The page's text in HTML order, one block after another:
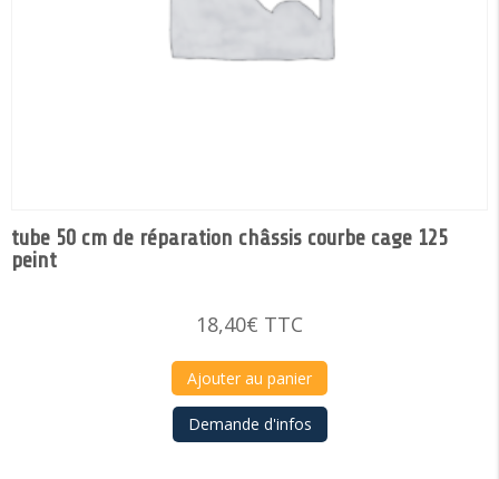
tube 50 cm de réparation châssis courbe cage 125
peint
18,40€ TTC
Ajouter au panier
Demande d'infos